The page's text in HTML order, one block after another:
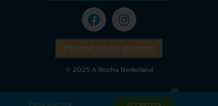
Intranet lokale groepen
© 2025 A Rocha Nederland